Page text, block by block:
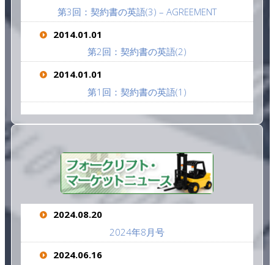
第3回：契約書の英語(3) – AGREEMENT
2014.01.01
第2回：契約書の英語(2)
2014.01.01
第1回：契約書の英語(1)
2024.08.20
2024年8月号
2024.06.16